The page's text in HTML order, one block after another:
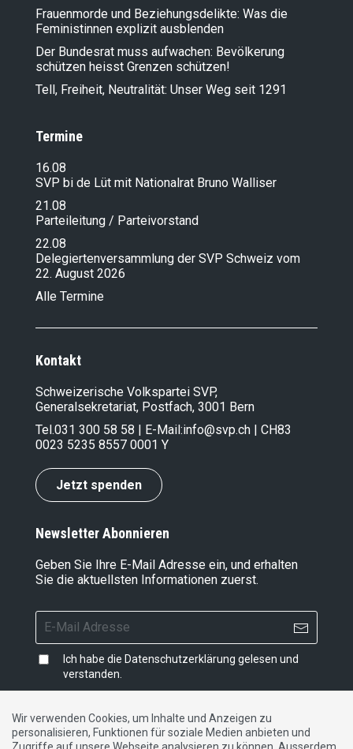
Frauenmorde und Beziehungsdelikte: Was die
Feministinnen explizit ausblenden
Der Bundesrat muss aufwachen: Bevölkerung
schützen heisst Grenzen schützen!
Tell, Freiheit, Neutralität: Unser Weg seit 1291
Termine
16.08
SVP bi de Lüt mit Nationalrat Bruno Walliser
21.08
Parteileitung / Parteivorstand
22.08
Delegiertenversammlung der SVP Schweiz vom
22. August 2026
Alle Termine
Kontakt
Schweizerische Volkspartei SVP,
Generalsekretariat, Postfach, 3001 Bern
Tel.031 300 58 58 | E-Mail:info@svp.ch | CH83
0023 5235 8557 0001 Y
Jetzt spenden
Newsletter Abonnieren
Geben Sie Ihre E-Mail Adresse ein, und erhalten
Sie die aktuellsten Informationen zuerst.
Ich habe die Datenschutzerklärung gelesen und
verstanden.
Impressum|Datenschutzerklärung|Kontakt
Wir verwenden Cookies, um Inhalte und Anzeigen zu
personalisieren, Funktionen für soziale Medien anbieten und